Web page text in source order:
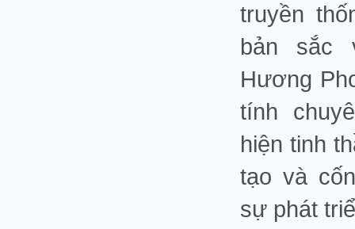
truyền
bản sắc
Hương
tính
hiện tinh
tạo và
sự phát